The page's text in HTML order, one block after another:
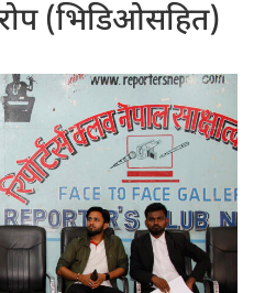
(भिडिओसहित)